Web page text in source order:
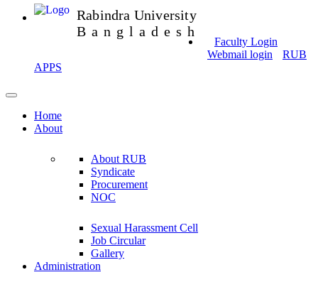
Rabindra University
Bangladesh
Faculty Login
Webmail login
RUB
APPS
Home
About
About RUB
Syndicate
Procurement
NOC
Sexual Harassment Cell
Job Circular
Gallery
Administration